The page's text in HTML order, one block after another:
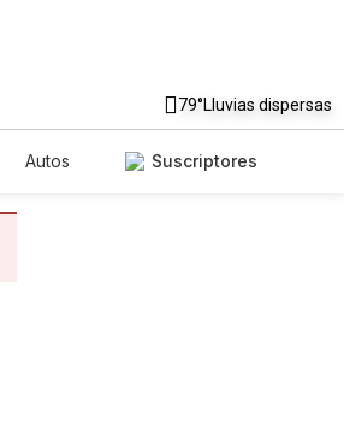
79°Lluvias dispersas
Autos
Suscriptores